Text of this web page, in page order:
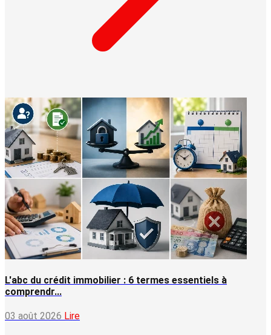
L'abc du crédit immobilier : 6 termes essentiels à
comprendr...
03 août 2026 Lire